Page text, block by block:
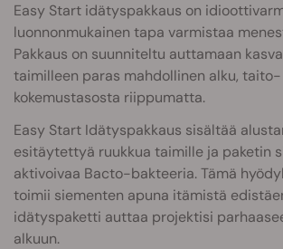
Easy Start idätyspakkaus on
luonnonmukainen tapa varmistaa
Pakkaus on suunniteltu auttamaan
taimilleen paras mahdollinen alku, taito-
kokemustasosta riippumatta.
Easy Start Idätyspakkaus sisältää
esitäytettyä ruukkua taimille ja paketin
aktivoivaa Bacto-bakteeria. Tämä
toimii siementen apuna itämistä
idätyspaketti auttaa projektisi
alkuun.